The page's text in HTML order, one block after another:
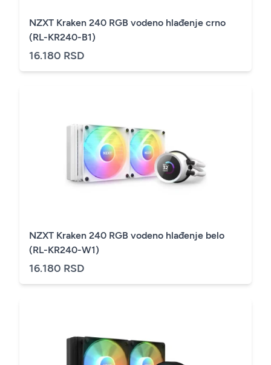
NZXT Kraken 240 RGB vodeno hlađenje crno
(RL-KR240-B1)
16.180 RSD
NZXT Kraken 240 RGB vodeno hlađenje belo
(RL-KR240-W1)
16.180 RSD